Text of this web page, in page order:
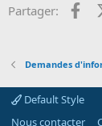
Partager:
Demandes
Default Style
Nous contacter